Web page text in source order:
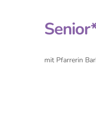
mit Pfarrerin